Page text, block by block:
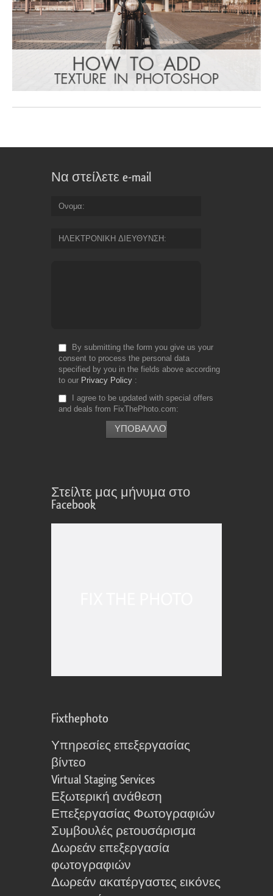
Να στείλετε e-mail
Ονομα
ΗΛΕΚΤΡΟΝΙΚΗ ΔΙΕΥΘΥΝΣΗ
By submitting the form you give us your
consent to process the personal data
specified by you in the fields above according
to our Privacy Policy
I agree to be updated with special offers
and deals from FixThePhoto.com
Στείλτε μας μήνυμα στο
Facebook
Fixthephoto
Υπηρεσίες επεξεργασίας
βίντεο
Virtual Staging Services
Εξωτερική ανάθεση
Επεξεργασίας Φωτογραφιών
Συμβουλές ρετουσάρισμα
Δωρεάν επεξεργασία
φωτογραφιών
Δωρεάν ακατέργαστες εικόνες